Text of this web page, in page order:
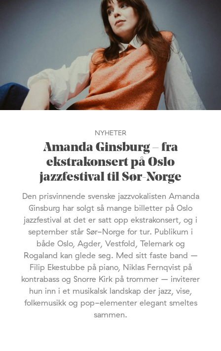
NYHETER
Amanda Ginsburg – fra
ekstrakonsert på Oslo
jazzfestival til Sør-Norge
Den prisvinnende svenske jazzvokalisten Amanda
Ginsburg har solgt så mange billetter på Oslo
jazzfestival at det er satt opp ekstrakonsert, og i
september står Sør-Norge for tur. Publikum i
både Oslo, Agder, Vestfold, Telemark og
Rogaland kan glede seg. Med sitt faste band –
Filip Ekestubbe på piano, Niklas Fernqvist på
kontrabass og Snorre Kirk på trommer – inviterer
hun inn i et musikalsk landskap der jazz, vise,
folkemusikk og pop-elementer elegant smeltes
sammen.